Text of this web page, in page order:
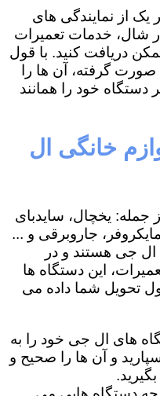
یک از نمایندگی های
شال، خدمات تعمیرات
دریافت کنید. با قول
گرفته، آن ها را
دستگاه خود را همانند
خانگی ال
جمله: یخچال، سایدبای
جاروبرقی و ...
جی هستند و در
این دستگاه ها
تحویل شما داده می
های ال جی خود را به
و آن ها را صحیح و